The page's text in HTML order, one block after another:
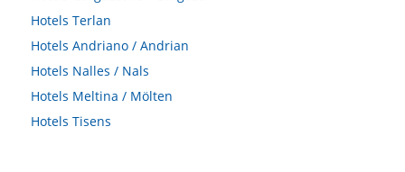
Hotels Terlan
Hotels Andriano / Andrian
Hotels Nalles / Nals
Hotels Meltina / Mölten
Hotels Tisens